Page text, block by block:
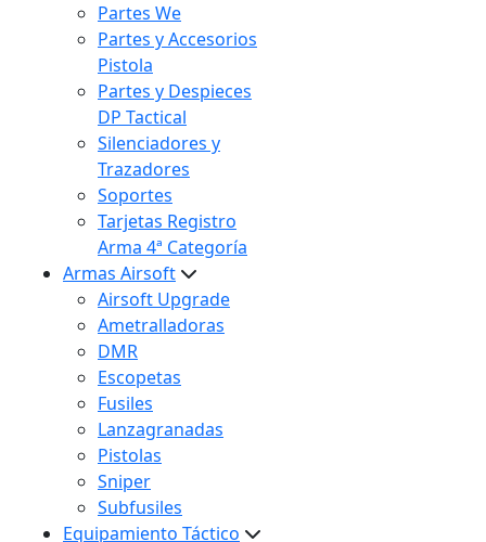
Partes We
Partes y Accesorios
Pistola
Partes y Despieces
DP Tactical
Silenciadores y
Trazadores
Soportes
Tarjetas Registro
Arma 4ª Categoría
Armas Airsoft
Airsoft Upgrade
Ametralladoras
DMR
Escopetas
Fusiles
Lanzagranadas
Pistolas
Sniper
Subfusiles
Equipamiento Táctico